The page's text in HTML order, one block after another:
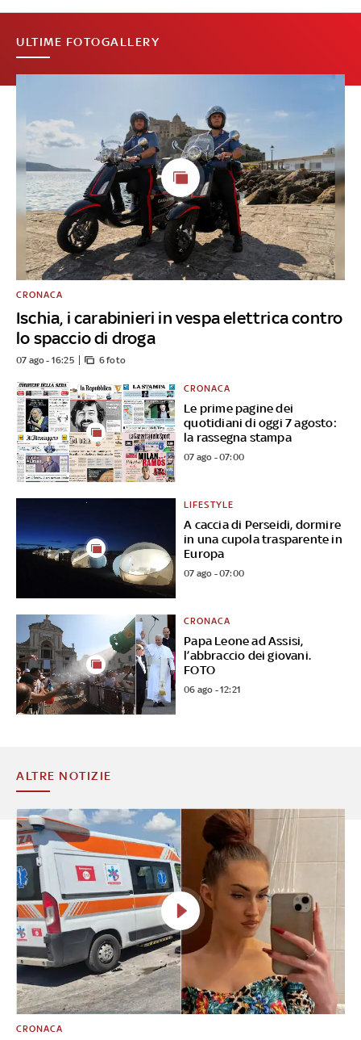
ULTIME FOTOGALLERY
Ischia, i carabinieri in vespa elettrica contro
lo spaccio di droga
CRONACA
07 ago - 16:25 6 foto
Le prime pagine dei
quotidiani di oggi 7 agosto:
la rassegna stampa
CRONACA
07 ago - 07:00
A caccia di Perseidi, dormire
in una cupola trasparente in
Europa
LIFESTYLE
07 ago - 07:00
Papa Leone ad Assisi,
l’abbraccio dei giovani.
FOTO
CRONACA
06 ago - 12:21
ALTRE NOTIZIE
CRONACA